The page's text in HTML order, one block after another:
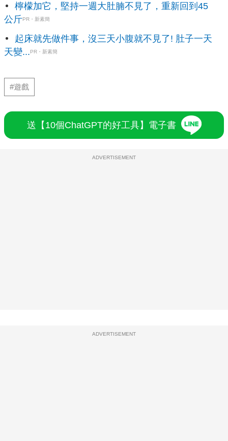
檸檬加它，堅持一週大肚腩不見了，重新回到45
公斤PR・新素簡
起床就先做件事，沒三天小腹就不見了! 肚子一天
天變...PR・新素簡
#遊戲
送【10個ChatGPT的好工具】電子書
ADVERTISEMENT
ADVERTISEMENT